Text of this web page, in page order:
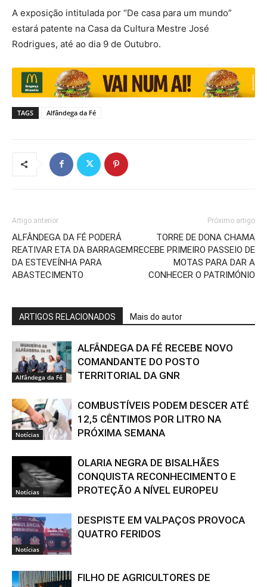
A exposição intitulada por “De casa para um mundo”
estará patente na Casa da Cultura Mestre José
Rodrigues, até ao dia 9 de Outubro.
TAGS Alfândega da Fé
Artigo anterior
ALFÂNDEGA DA FÉ PODERÁ
REATIVAR ETA DA BARRAGEM
DA ESTEVEÍNHA PARA
ABASTECIMENTO
Próximo artigo
TORRE DE DONA CHAMA
RECEBE PRIMEIRO PASSEIO DE
MOTAS PARA DAR A
CONHECER O PATRIMÓNIO
ARTIGOS RELACIONADOS Mais do autor
Alfândega da Fé
ALFÂNDEGA DA FÉ RECEBE NOVO
COMANDANTE DO POSTO
TERRITORIAL DA GNR
Notícias
COMBUSTÍVEIS PODEM DESCER ATÉ
12,5 CÊNTIMOS POR LITRO NA
PRÓXIMA SEMANA
Notícias
OLARIA NEGRA DE BISALHÃES
CONQUISTA RECONHECIMENTO E
PROTEÇÃO A NÍVEL EUROPEU
Notícias
DESPISTE EM VALPAÇOS PROVOCA
QUATRO FERIDOS
FILHO DE AGRICULTORES DE